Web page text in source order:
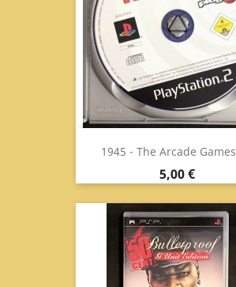
1945 - The Arcade
Prezzo
5,00 €